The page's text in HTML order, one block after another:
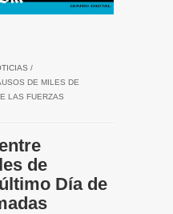
/
DE MILES DE
LAS FUERZAS
de
Día de